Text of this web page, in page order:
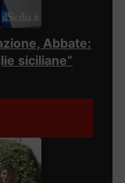
Abbate:
siciliane”